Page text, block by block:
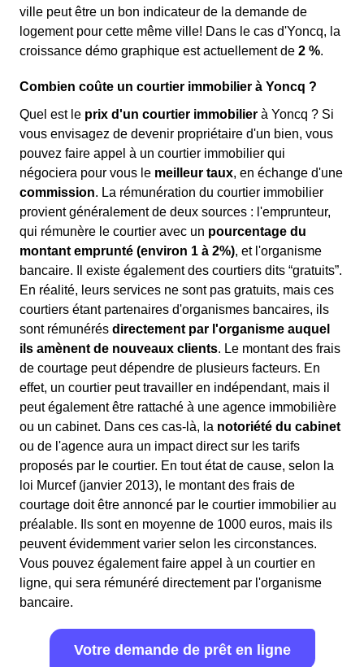
ville peut être un bon indicateur de la demande de
logement pour cette même ville! Dans le cas d'Yoncq, la
croissance démo graphique est actuellement de 2 %.
Combien coûte un courtier immobilier à Yoncq ?
Quel est le prix d'un courtier immobilier à Yoncq ? Si
vous envisagez de devenir propriétaire d'un bien, vous
pouvez faire appel à un courtier immobilier qui
négociera pour vous le meilleur taux, en échange d'une
commission. La rémunération du courtier immobilier
provient généralement de deux sources : l'emprunteur,
qui rémunère le courtier avec un pourcentage du
montant emprunté (environ 1 à 2%), et l'organisme
bancaire. Il existe également des courtiers dits “gratuits”.
En réalité, leurs services ne sont pas gratuits, mais ces
courtiers étant partenaires d'organismes bancaires, ils
sont rémunérés directement par l'organisme auquel
ils amènent de nouveaux clients. Le montant des frais
de courtage peut dépendre de plusieurs facteurs. En
effet, un courtier peut travailler en indépendant, mais il
peut également être rattaché à une agence immobilière
ou un cabinet. Dans ces cas-là, la notoriété du cabinet
ou de l'agence aura un impact direct sur les tarifs
proposés par le courtier. En tout état de cause, selon la
loi Murcef (janvier 2013), le montant des frais de
courtage doit être annoncé par le courtier immobilier au
préalable. Ils sont en moyenne de 1000 euros, mais ils
peuvent évidemment varier selon les circonstances.
Vous pouvez également faire appel à un courtier en
ligne, qui sera rémunéré directement par l'organisme
bancaire.
Votre demande de prêt en ligne